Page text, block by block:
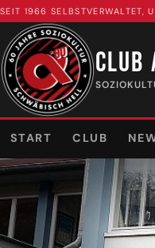
SEIT 1966 SELBSTVERWALTET,
START CLUB